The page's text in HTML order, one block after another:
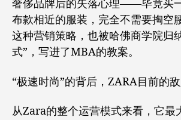
奢侈品牌后的失落心理——毕竟买
布款相近的服装，完全不需要掏空
这种营销策略，也被哈佛商学院归
式”，写进了MBA的教案。
“极速时尚”的背后，ZARA目前的
从Zara的整个运营模式来看，它最